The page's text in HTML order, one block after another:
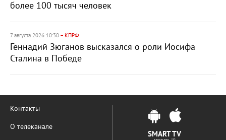
более 100 тысяч человек
7 августа 2026 10:30 – КПРФ
Геннадий Зюганов высказался о роли Иосифа
Сталина в Победе
Контакты
О телеканале
SMART TV